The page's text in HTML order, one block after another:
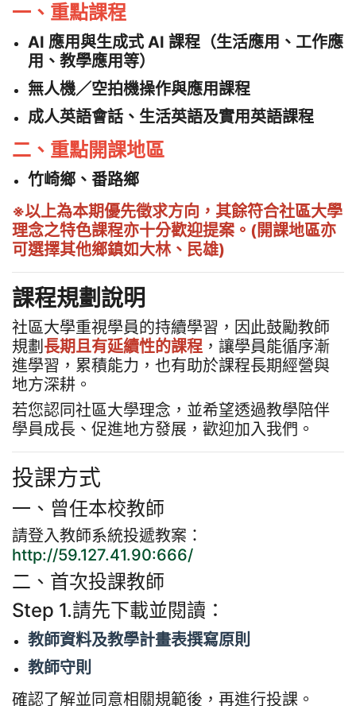
一、重點課程
AI 應用與生成式 AI 課程（生活應用、工作應
用、教學應用等）
無人機／空拍機操作與應用課程
成人英語會話、生活英語及實用英語課程
二、重點開課地區
竹崎鄉、番路鄉
※以上為本期優先徵求方向，其餘符合社區大學
理念之特色課程亦十分歡迎提案。(開課地區亦
可選擇其他鄉鎮如大林、民雄)
課程規劃說明
社區大學重視學員的持續學習，因此鼓勵教師
規劃 長期且有延續性的課程 ，讓學員能循序漸
進學習，累積能力，也有助於課程長期經營與
地方深耕。
若您認同社區大學理念，並希望透過教學陪伴
學員成長、促進地方發展，歡迎加入我們。
投課方式
一、曾任本校教師
請登入教師系統投遞教案：
http://59.127.41.90:666/
二、首次投課教師
Step 1.請先下載並閱讀：
教師資料及教學計畫表撰寫原則
教師守則
確認了解並同意相關規範後，再進行投課。